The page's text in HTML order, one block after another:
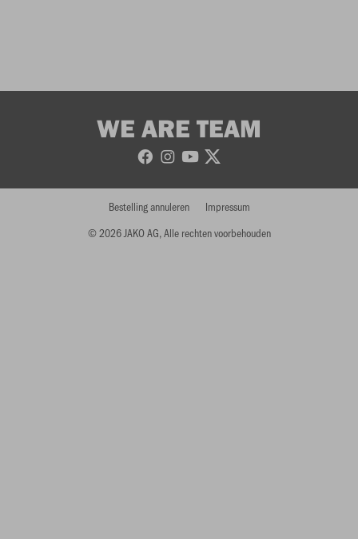
WE ARE TEAM
© 2026 JAKO AG, Alle rechten voorbehouden
Bestelling annuleren Impressum